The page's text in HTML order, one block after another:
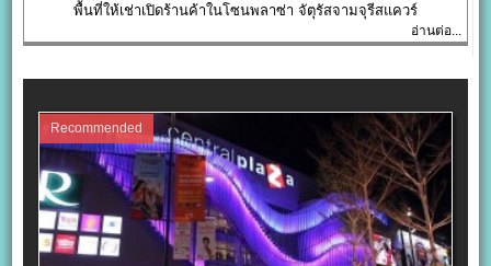
พื้นที่ให้เช่าเปิดร้านค้าในโซนพลาซ่า จัตุรัสจามจุรีสแควร์
อ่านต่อ...
Recommended